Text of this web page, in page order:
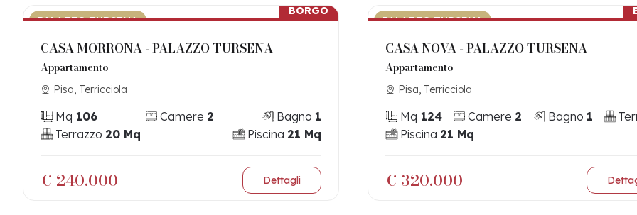
PALAZZO TURSENA
BORGO
CASA MORRONA - PALAZZO TURSENA
Appartamento
Pisa, Terricciola
Mq 106 Camere 2 Bagno 1
Terrazzo 20 Mq Piscina 21 Mq
€ 240.000 Dettagli
PALAZZO TURSENA
CASA NOVA - PALAZZO TURSENA
Appartamento
Pisa, Terricciola
Mq 124 Camere 2 Bagno 1
Piscina 21 Mq
€ 320.000